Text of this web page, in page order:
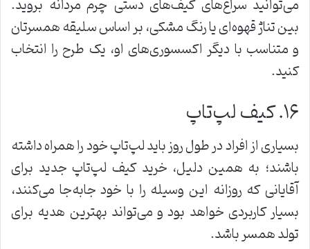
می‌توانید سراغ‌های کیف‌های دستی چرم مردانه بروید.
بین تناژ قهوه‌ای یا رنگ مشکی، بر اساس سلیقه همسرتان
و متناسب با دیگر اکسسوری‌های او، یک طرح را انتخاب
کنید.
۱۶. کیف لپ‌تاپ
بسیاری از افراد در طول روز باید لپ‌تاپ خود را همراه داشته
باشند؛ به همین دلیل، خرید کیف لپ‌تاپ جدید برای
آقایانی که روزانه این وسیله را با خود جابه‌جا می‌کنند،
بسیار کاربردی خواهد بود و می‌تواند بهترین هدیه برای
تولد همسر باشد.